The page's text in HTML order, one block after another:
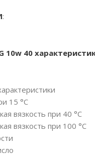
:
10w 40
15 °С
вязкость при 40 °С
вязкость при 100 °С